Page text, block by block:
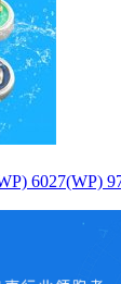
6027(WP)